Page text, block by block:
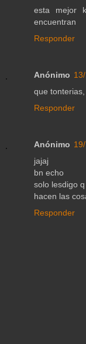
esta mejor
encuentran
Responder
Anónimo
que
Responder
Anónimo
jajaj
bn echo
solo lesdigo
hacen las
Responder